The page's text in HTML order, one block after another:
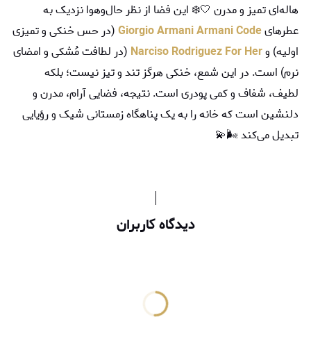
هاله‌ای تمیز و مدرن 🤍❄️ این فضا از نظر حال‌و‌هوا نزدیک به
عطرهایGiorgio Armani Armani Code(در حس خنکی و تمیزی
اولیه) وNarciso Rodriguez For Her (در لطافت مُشکی و امضای
نرم) است. در این شمع، خنکی هرگز تند و تیز نیست؛ بلکه
لطیف، شفاف و کمی پودری است. نتیجه، فضایی آرام، مدرن و
دلنشین است که خانه را به یک پناهگاه زمستانی شیک و رؤیایی
تبدیل می‌کند 🌬️💫
دیدگاه کاربران